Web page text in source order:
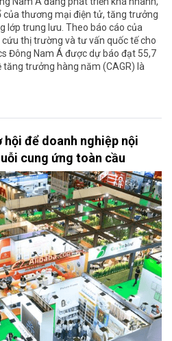
của thương mại điện tử, tăng trưởng
lớp trung lưu. Theo báo cáo của
cứu thị trường và tư vấn quốc tế cho
Đông Nam Á được dự báo đạt 55,7
tăng trưởng hàng năm (CAGR) là
hội để doanh nghiệp nội
cung ứng toàn cầu